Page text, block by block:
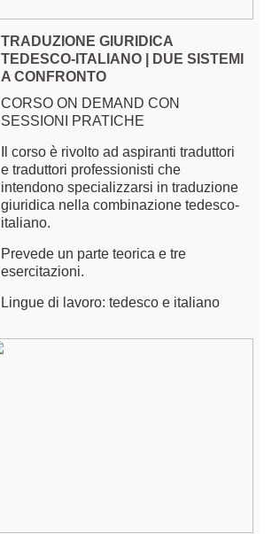
TRADUZIONE GIURIDICA
TEDESCO-ITALIANO | DUE SISTEMI
A CONFRONTO
CORSO ON DEMAND CON
SESSIONI PRATICHE
Il corso è rivolto ad aspiranti traduttori
e traduttori professionisti che
intendono specializzarsi in traduzione
giuridica nella combinazione tedesco-
italiano.
Prevede un parte teorica e tre
esercitazioni.
Lingue di lavoro: tedesco e italiano